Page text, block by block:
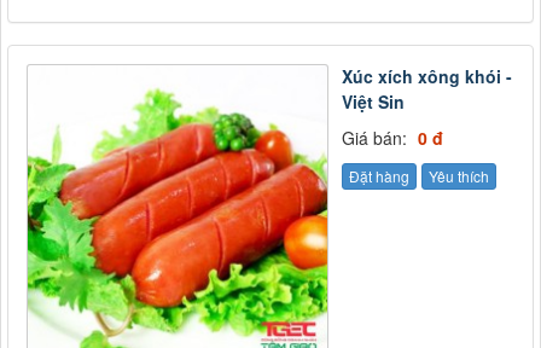
Xúc xích xông khói -
Việt Sin
Giá bán: 0 đ
Đặt hàng Yêu thích